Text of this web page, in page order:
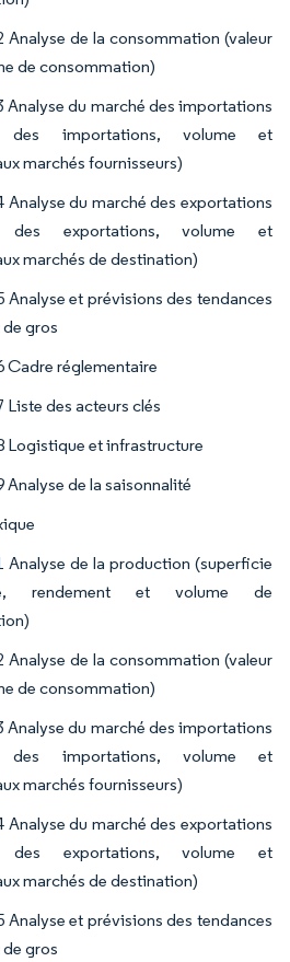
Analyse de la consommation (valeur
de consommation)
Analyse du marché des importations
des importations, volume et
marchés fournisseurs)
Analyse du marché des exportations
des exportations, volume et
marchés de destination)
Analyse et prévisions des tendances
gros
Cadre réglementaire
Liste des acteurs clés
Logistique et infrastructure
Analyse de la saisonnalité
Analyse de la production (superficie
rendement et volume de
Analyse de la consommation (valeur
de consommation)
Analyse du marché des importations
des importations, volume et
marchés fournisseurs)
Analyse du marché des exportations
des exportations, volume et
marchés de destination)
Analyse et prévisions des tendances
gros